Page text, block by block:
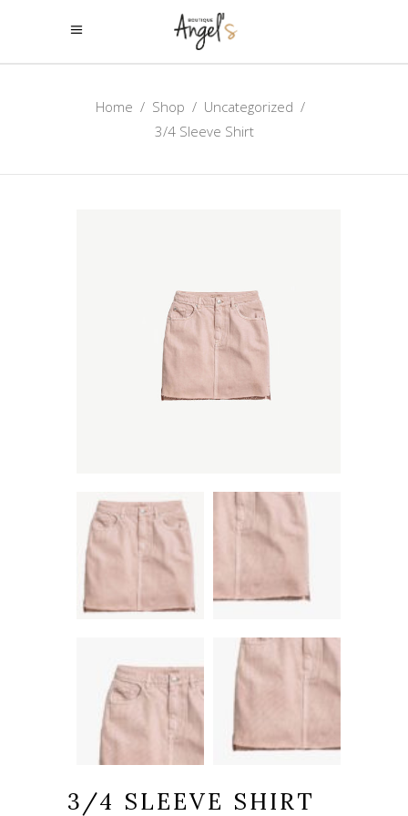
Home / Shop / Uncategorized /
3/4 Sleeve Shirt
3/4 SLEEVE SHIRT